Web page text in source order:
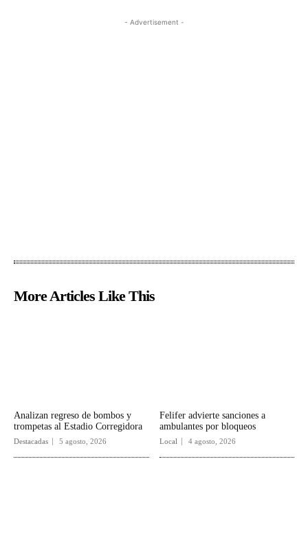
- Advertisement -
More Articles Like This
Analizan regreso de bombos y
trompetas al Estadio Corregidora
Destacadas 5 agosto, 2026
Felifer advierte sanciones a
ambulantes por bloqueos
Local 4 agosto, 2026